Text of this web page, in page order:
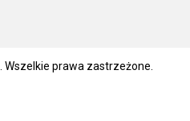
. Wszelkie prawa zastrzeżone.